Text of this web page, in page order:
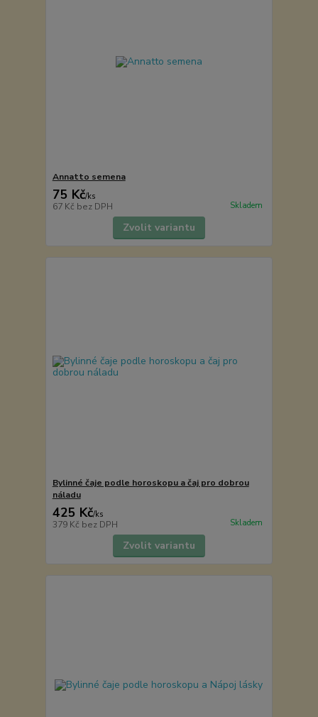
Annatto semena
75 Kč/ks
67 Kč bez DPH Skladem
Zvolit variantu
Bylinné čaje podle horoskopu a čaj pro dobrou
náladu
425 Kč/ks
379 Kč bez DPH Skladem
Zvolit variantu